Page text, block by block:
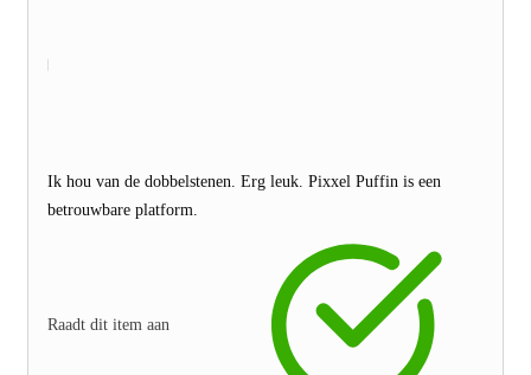
Ik hou van de dobbelstenen. Erg leuk. Pixxel Puffin is een
betrouwbare platform.
Raadt dit item aan